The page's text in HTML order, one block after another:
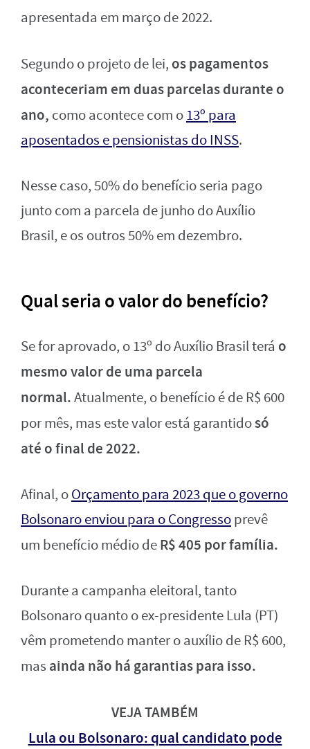
apresentada em março de 2022.
Segundo o projeto de lei, os pagamentos
aconteceriam em duas parcelas durante o
ano, como acontece com o13º para
aposentados e pensionistas do INSS.
Nesse caso, 50% do benefício seria pago
junto com a parcela de junho do Auxílio
Brasil, e os outros 50% em dezembro.
Qual seria o valor do benefício?
Se for aprovado, o 13º do Auxílio Brasil terá o
mesmo valor de uma parcela
normal.Atualmente, o benefício é de R$ 600
por mês, mas este valor está garantidosó
até o final de 2022.
Afinal, oOrçamento para 2023 que o governo
Bolsonaro enviou para o Congressoprevê
um benefício médio deR$ 405 por família.
Durante a campanha eleitoral, tanto
Bolsonaro quanto o ex-presidente Lula (PT)
vêm prometendo manter o auxílio de R$ 600,
mas ainda não há garantias para isso.
VEJA TAMBÉM
Lula ou Bolsonaro: qual candidato pode